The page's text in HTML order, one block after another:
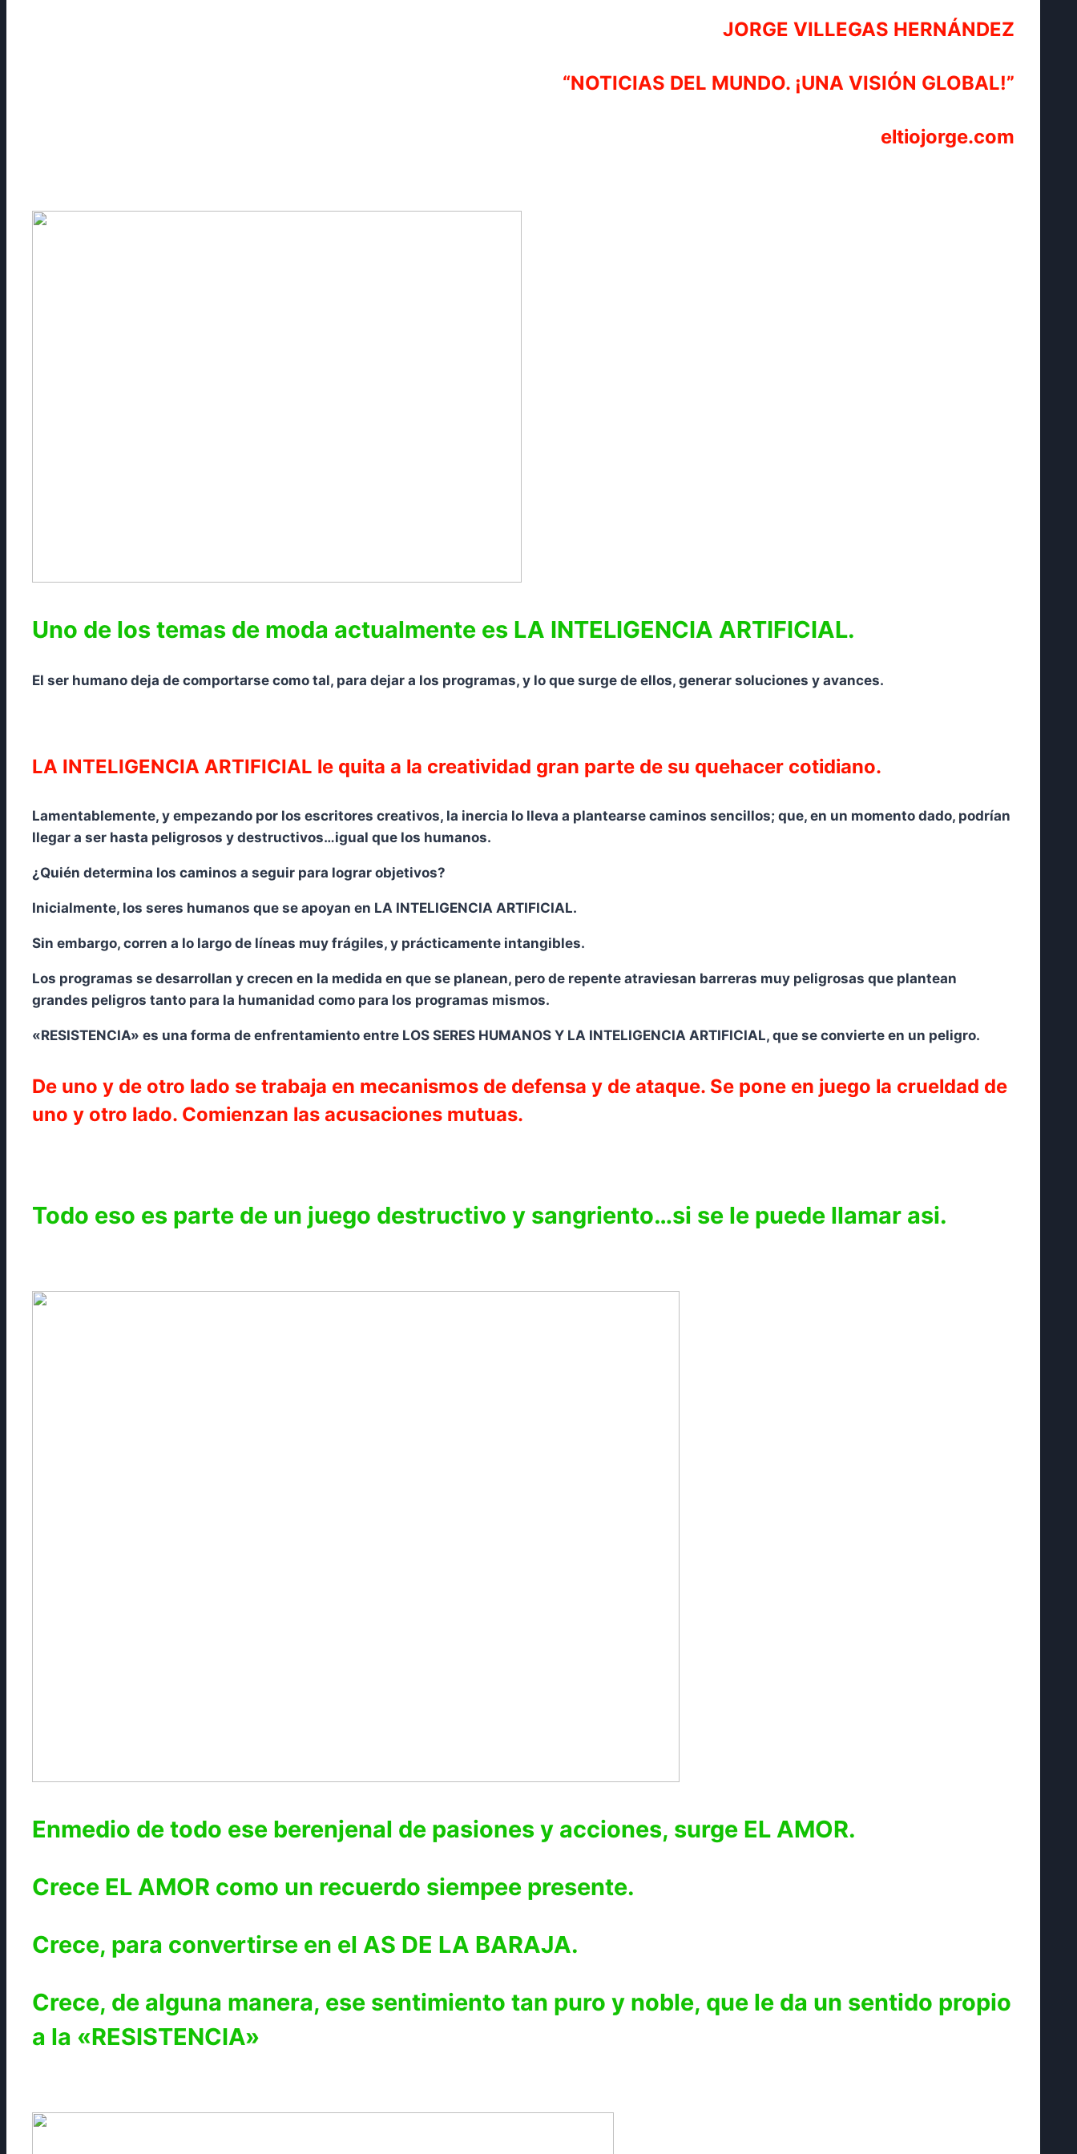
JORGE VILLEGAS HERNÁNDEZ
“NOTICIAS DEL MUNDO. ¡UNA VISIÓN GLOBAL!”
eltiojorge.com
Uno de los temas de moda actualmente es LA INTELIGENCIA ARTIFICIAL.
El ser humano deja de comportarse como tal, para dejar a los programas, y lo que surge de ellos, generar soluciones y avances.
LA INTELIGENCIA ARTIFICIAL le quita a la creatividad gran parte de su quehacer cotidiano.
Lamentablemente, y empezando por los escritores creativos, la inercia lo lleva a plantearse caminos sencillos; que, en un momento dado, podrían
llegar a ser hasta peligrosos y destructivos…igual que los humanos.
¿Quién determina los caminos a seguir para lograr objetivos?
Inicialmente, los seres humanos que se apoyan en LA INTELIGENCIA ARTIFICIAL.
Sin embargo, corren a lo largo de líneas muy frágiles, y prácticamente intangibles.
Los programas se desarrollan y crecen en la medida en que se planean, pero de repente atraviesan barreras muy peligrosas que plantean
grandes peligros tanto para la humanidad como para los programas mismos.
«RESISTENCIA» es una forma de enfrentamiento entre LOS SERES HUMANOS Y LA INTELIGENCIA ARTIFICIAL, que se convierte en un peligro.
De uno y de otro lado se trabaja en mecanismos de defensa y de ataque. Se pone en juego la crueldad de
uno y otro lado. Comienzan las acusaciones mutuas.
Todo eso es parte de un juego destructivo y sangriento…si se le puede llamar asi.
Enmedio de todo ese berenjenal de pasiones y acciones, surge EL AMOR.
Crece EL AMOR como un recuerdo siempee presente.
Crece, para convertirse en el AS DE LA BARAJA.
Crece, de alguna manera, ese sentimiento tan puro y noble, que le da un sentido propio
a la «RESISTENCIA»